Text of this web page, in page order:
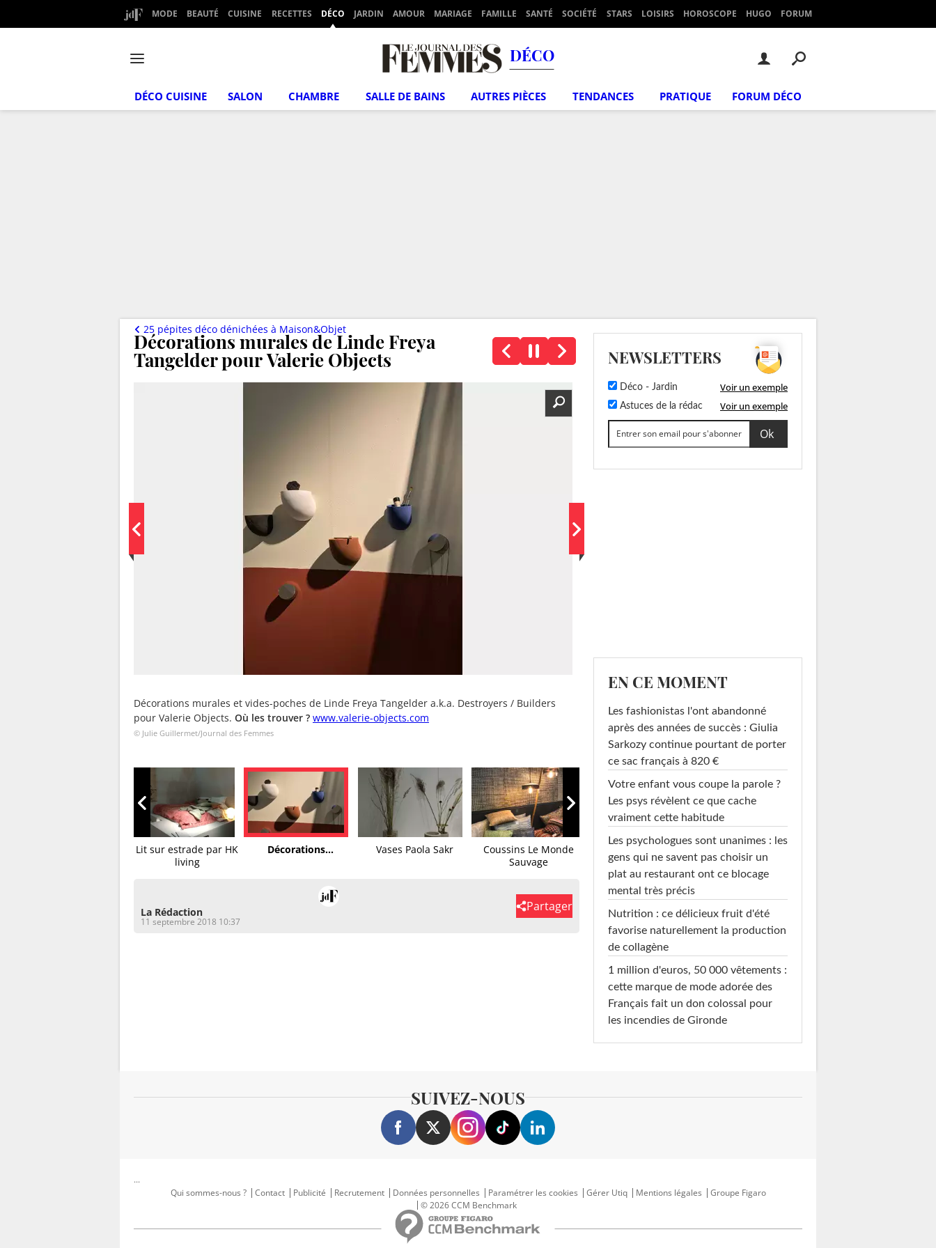
MODE BEAUTÉ CUISINE RECETTES DÉCO JARDIN AMOUR MARIAGE FAMILLE SANTÉ SOCIÉTÉ STARS LOISIRS HOROSCOPE HUGO FORUM
DÉCO
DÉCO CUISINE SALON CHAMBRE SALLE DE BAINS AUTRES PIÈCES TENDANCES PRATIQUE FORUM DÉCO
Décorations murales de Linde Freya
Tangelder pour Valerie Objects
25 pépites déco dénichées à Maison&Objet
Décorations murales et vides-poches de Linde Freya Tangelder a.k.a. Destroyers / Builders
pour Valerie Objects. Où les trouver ? www.valerie-objects.com
© Julie Guillermet/Journal des Femmes
Lit sur estrade par HK
living
Décorations... Vases Paola Sakr
Coussins Le Monde
Sauvage
Vase Benzin
Fundamental Berlin
HK Living
La Rédaction
11 septembre 2018 10:37
Partager
NEWSLETTERS
Déco - Jardin Voir un exemple
Astuces de la rédac Voir un exemple
EN CE MOMENT
Les fashionistas l'ont abandonné
après des années de succès : Giulia
Sarkozy continue pourtant de porter
ce sac français à 820 €
Votre enfant vous coupe la parole ?
Les psys révèlent ce que cache
vraiment cette habitude
Les psychologues sont unanimes : les
gens qui ne savent pas choisir un
plat au restaurant ont ce blocage
mental très précis
Nutrition : ce délicieux fruit d'été
favorise naturellement la production
de collagène
1 million d'euros, 50 000 vêtements :
cette marque de mode adorée des
Français fait un don colossal pour
les incendies de Gironde
SUIVEZ-NOUS
...
Qui sommes-nous ?
Contact Publicité Recrutement Données personnelles Paramétrer les cookies Gérer Utiq Mentions légales
Groupe Figaro
© 2026 CCM Benchmark